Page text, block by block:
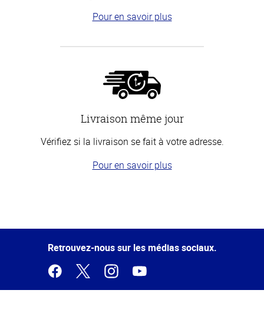
Pour en savoir plus
Livraison même jour
Vérifiez si la livraison se fait à votre adresse.
Pour en savoir plus
de la
Retrouvez-nous sur les médias sociaux.